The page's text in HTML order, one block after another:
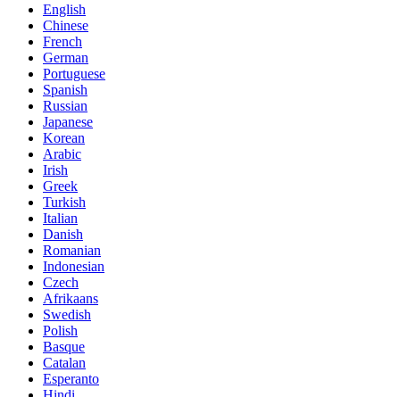
English
Chinese
French
German
Portuguese
Spanish
Russian
Japanese
Korean
Arabic
Irish
Greek
Turkish
Italian
Danish
Romanian
Indonesian
Czech
Afrikaans
Swedish
Polish
Basque
Catalan
Esperanto